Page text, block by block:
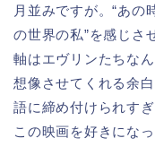
月並みですが。“あの
の世界の私”を感じさ
軸はエヴリンたちな
想像させてくれる余
語に締め付けられす
この映画を好きにな